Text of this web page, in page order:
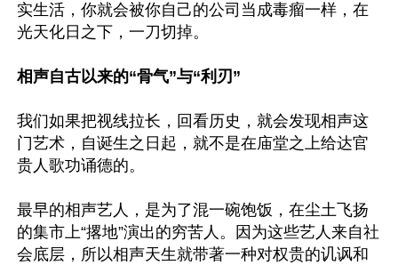
实生活，你就会被你自己的公司当成毒瘤一样，在
光天化日之下，一刀切掉。
相声自古以来的“骨气”与“利刃”
我们如果把视线拉长，回看历史，就会发现相声这
门艺术，自诞生之日起，就不是在庙堂之上给达官
贵人歌功诵德的。
最早的相声艺人，是为了混一碗饱饭，在尘土飞扬
的集市上“撂地”演出的穷苦人。因为这些艺人来自社
会底层，所以相声天生就带著一种对权贵的讥讽和